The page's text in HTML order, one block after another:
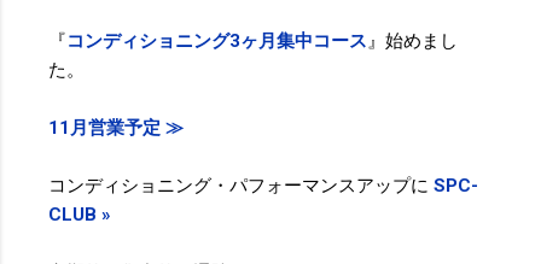
『コンディショニング3ヶ月集中コース 』始めまし
た。
11月営業予定 ≫
コンディショニング・パフォーマンスアップに SPC-
CLUB »